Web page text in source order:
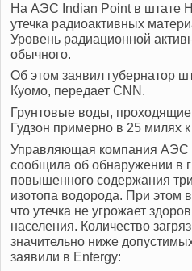
На АЭС Indian Point в штате
утечка радиоактивных
Уровень радиационной
обычного.
Об этом заявил губернатор
Куомо, передает CNN.
Грунтовые воды,
Гудзон примерно в 25 милях
Управляющая компания АЭС
сообщила об обнаружении в
повышенного содержания
изотопа водорода. При этом
что утечка не угрожает
населения. Количество
значительно ниже
заявили в Entergy: